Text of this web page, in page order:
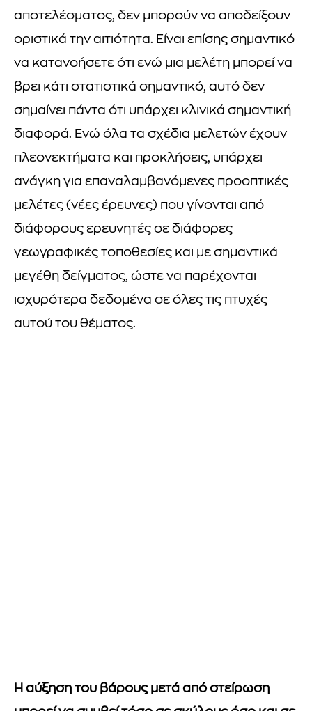
αποτελέσματος, δεν μπορούν να αποδείξουν
οριστικά την αιτιότητα. Είναι επίσης σημαντικό
να κατανοήσετε ότι ενώ μια μελέτη μπορεί να
βρει κάτι στατιστικά σημαντικό, αυτό δεν
σημαίνει πάντα ότι υπάρχει κλινικά σημαντική
διαφορά. Ενώ όλα τα σχέδια μελετών έχουν
πλεονεκτήματα και προκλήσεις, υπάρχει
ανάγκη για επαναλαμβανόμενες προοπτικές
μελέτες (νέες έρευνες) που γίνονται από
διάφορους ερευνητές σε διάφορες
γεωγραφικές τοποθεσίες και με σημαντικά
μεγέθη δείγματος, ώστε να παρέχονται
ισχυρότερα δεδομένα σε όλες τις πτυχές
αυτού του θέματος.
Η αύξηση του βάρους μετά από στείρωση